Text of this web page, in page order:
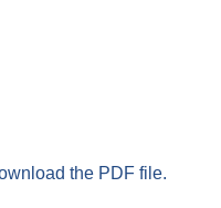
the PDF file.